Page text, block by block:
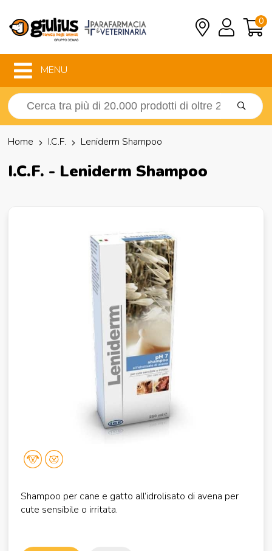
0
MENU
Home I.C.F. Leniderm Shampoo
I.C.F. - Leniderm Shampoo
Shampoo per cane e gatto all’idrolisato di avena per
cute sensibile o irritata.